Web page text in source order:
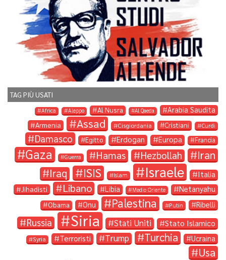
TAG PIÙ USATI
Africa Aleppo Al Nusra Al Qaeda Arabia Saudita
Armenia Assad Cisgiordania Cristiani Curdi
Damasco Egitto Erdogan Europa Francia
Gaza Guerra Hamas Hezbollah Iran
Iraq ISIS Islam Israele Italia
Jihadisti Libano Libia Medio Oriente Netanyahu
Obama Onu Palestina Putin Ribelli
Russia Siria Stati Uniti Stato Islamico
Syria Terroristi Trump Turchia Ucraina
Usa